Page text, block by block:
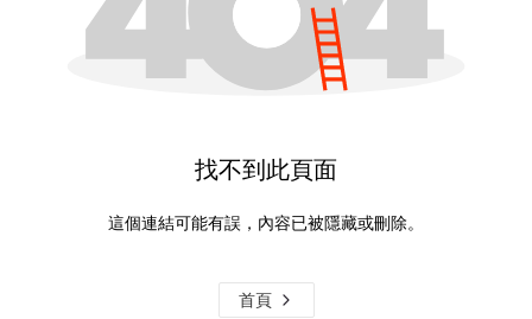
找不到此頁面
這個連結可能有誤，內容已被隱藏或刪除。
首頁